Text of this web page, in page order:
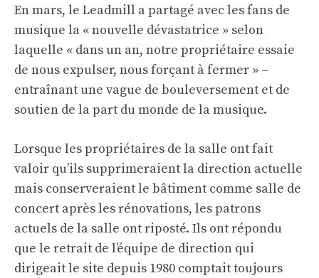
En mars, le Leadmill a partagé avec les fans de
musique la « nouvelle dévastatrice » selon
laquelle « dans un an, notre propriétaire essaie
de nous expulser, nous forçant à fermer » –
entraînant une vague de bouleversement et de
soutien de la part du monde de la musique.
Lorsque les propriétaires de la salle ont fait
valoir qu’ils supprimeraient la direction actuelle
mais conserveraient le bâtiment comme salle de
concert après les rénovations, les patrons
actuels de la salle ont riposté. Ils ont répondu
que le retrait de l’équipe de direction qui
dirigeait le site depuis 1980 comptait toujours